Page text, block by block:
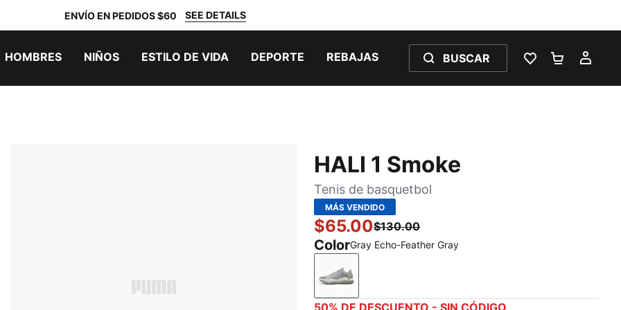
ENVÍO EN PEDIDOS $60 SEE DETAILS
HOMBRES NIÑOS ESTILO DE VIDA DEPORTE REBAJAS BUSCAR
LISTA DE
HALI 1 Smoke
Tenis de basquetbol
MÁS VENDIDO
$65.00$130.00
ColorGray Echo-Feather Gray
Gray Echo-Feather Gray